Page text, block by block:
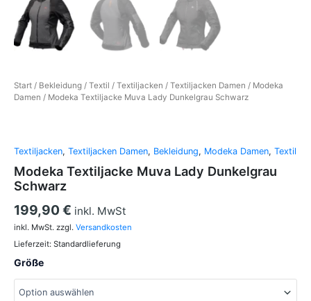
Start / Bekleidung / Textil / Textiljacken / Textiljacken Damen / Modeka
Damen / Modeka Textiljacke Muva Lady Dunkelgrau Schwarz
Textiljacken, Textiljacken Damen, Bekleidung, Modeka Damen, Textil
Modeka Textiljacke Muva Lady Dunkelgrau
Schwarz
199,90€ inkl. MwSt
inkl. MwSt. zzgl. Versandkosten
Lieferzeit: Standardlieferung
Größe